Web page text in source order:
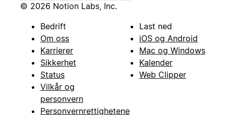
© 2026 Notion Labs, Inc.
Bedrift
Om oss
Karrierer
Sikkerhet
Status
Vilkår og
personvern
Personvernrettighetene
Last ned
iOS og Android
Mac og Windows
Kalender
Web Clipper